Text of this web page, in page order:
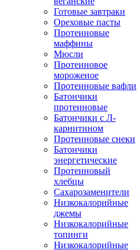
Готовые завтраки
Ореховые пасты
Протеиновые
маффины
Мюсли
Протеиновое
мороженое
Протеиновые вафли
Батончики
протеиновые
Батончики с Л-
карнитином
Протеиновые снеки
Батончики
энергетические
Протеиновый
хлебцы
Сахарозаменители
Низкокалорийные
джемы
Низкокалорийные
топинги
Низкокалорийные